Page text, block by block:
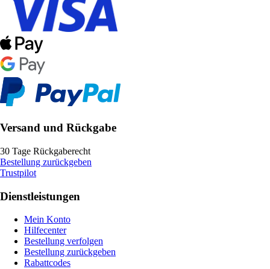
Versand und Rückgabe
30 Tage Rückgaberecht
Bestellung zurückgeben
Trustpilot
Dienstleistungen
Mein Konto
Hilfecenter
Bestellung verfolgen
Bestellung zurückgeben
Rabattcodes